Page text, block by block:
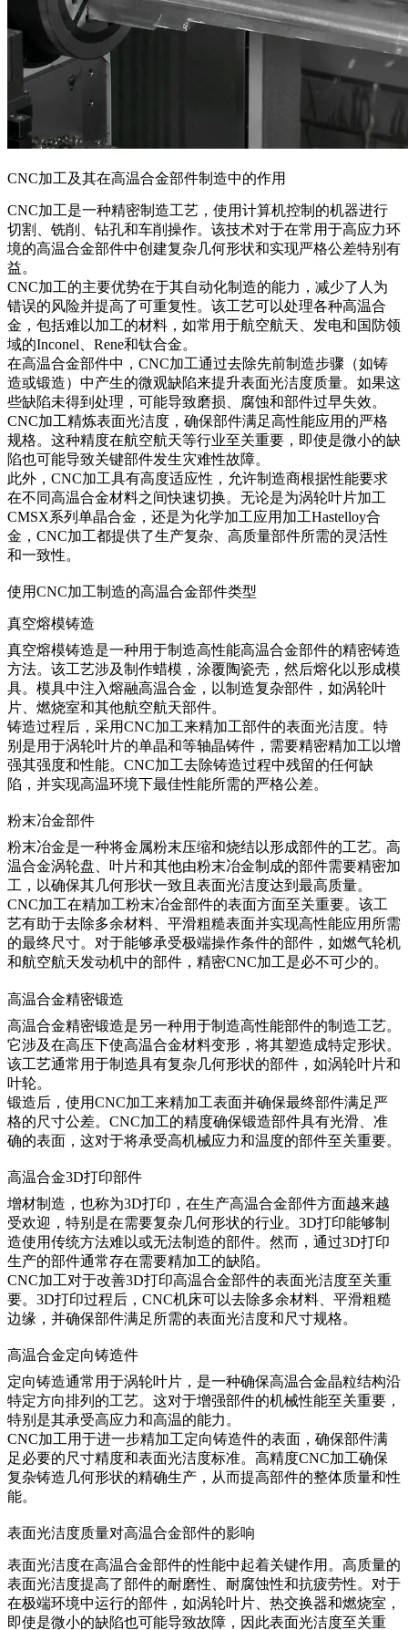
CNC加工及其在高温合金部件制造中的作用
CNC加工是一种精密制造工艺，使用计算机控制的机器进行
切割、铣削、钻孔和车削操作。该技术对于在常用于高应力环
境的高温合金部件中创建复杂几何形状和实现严格公差特别有
益。
CNC加工的主要优势在于其自动化制造的能力，减少了人为
错误的风险并提高了可重复性。该工艺可以处理各种高温合
金，包括难以加工的材料，如常用于航空航天、发电和国防领
域的Inconel Rene和钛合金。
在高温合金部件中，CNC加工通过去除先前制造步骤（如铸
造或锻造）中产生的微观缺陷来提升表面光洁度质量。如果这
些缺陷未得到处理，可能导致磨损、腐蚀和部件过早失效。
CNC加工精炼表面光洁度，确保部件满足高性能应用的严格
规格。这种精度在航空航天等行业至关重要，即使是微小的缺
陷也可能导致关键部件发生灾难性故障。
此外，CNC加工具有高度适应性，允许制造商根据性能要求
在不同高温合金材料之间快速切换。无论是为涡轮叶片加工
CMSX系列 单晶合金，还是为化学加工应用加工Hastelloy合
金，CNC加工都提供了生产复杂、高质量部件所需的灵活性
和一致性。
使用CNC加工制造的高温合金部件类型
真空熔模铸造
真空熔模铸造是一种用于制造高性能高温合金部件的精密铸造
方法。该工艺涉及制作蜡模，涂覆陶瓷壳，然后熔化以形成模
具。模具中注入熔融高温合金，以制造复杂部件，如涡轮叶
片、燃烧室和其他航空航天部件。
铸造过程后，采用CNC加工来精加工部件的表面光洁度。特
别是用于涡轮叶片的单晶和等轴晶铸件，需要精密精加工以增
强其强度和性能。CNC加工去除铸造过程中残留的任何缺
陷，并实现高温环境下最佳性能所需的严格公差。
粉末冶金部件
粉末冶金是一种将金属粉末压缩和烧结以形成部件的工艺。 高
温合金涡轮盘、叶片和其他由粉末冶金制成的部件需要精密加
工，以确保其几何形状一致且表面光洁度达到最高质量。
CNC加工在精加工粉末冶金部件的表面方面至关重要。该工
艺有助于去除多余材料、平滑粗糙表面并实现高性能应用所需
的最终尺寸。对于能够承受极端操作条件的部件，如燃气轮机
和航空航天发动机中的部件，精密CNC加工是必不可少的。
高温合金精密锻造
高温合金精密锻造是另一种用于制造高性能部件的制造工艺。
它涉及在高压下使高温合金材料变形，将其塑造成特定形状。
该工艺通常用于制造具有复杂几何形状的部件，如涡轮叶片和
叶轮。
锻造后，使用CNC加工来精加工表面并确保最终部件满足严
格的尺寸公差。CNC加工的精度确保锻造部件具有光滑、准
确的表面，这对于将承受高机械应力和温度的部件至关重要。
高温合金3D打印部件
增材制造，也称为3D打印 ，在生产高温合金部件方面越来越
受欢迎，特别是在需要复杂几何形状的行业。3D打印能够制
造使用传统方法难以或无法制造的部件。然而，通过3D打印
生产的部件通常存在需要精加工的缺陷。
CNC加工对于改善3D打印高温合金部件的表面光洁度至关重
要。3D打印过程后，CNC机床可以去除多余材料、平滑粗糙
边缘，并确保部件满足所需的表面光洁度和尺寸规格。
高温合金定向铸造件
定向铸造通常用于涡轮叶片，是一种确保高温合金晶粒结构沿
特定方向排列的工艺。这对于增强部件的机械性能至关重要，
特别是其承受高应力和高温的能力。
CNC加工用于进一步精加工定向铸造件的表面，确保部件满
足必要的尺寸精度和表面光洁度标准。高精度CNC加工确保
复杂铸造几何形状的精确生产，从而提高部件的整体质量和性
能。
表面光洁度质量对高温合金部件的影响
表面光洁度在高温合金部件的性能中起着关键作用。高质量的
表面光洁度提高了部件的耐磨性、耐腐蚀性和抗疲劳性。对于
在极端环境中运行的部件，如涡轮叶片、热交换器和燃烧室，
即使是微小的缺陷也可能导致故障，因此表面光洁度至关重